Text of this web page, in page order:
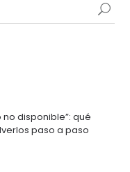
no disponible”: qué
paso a paso